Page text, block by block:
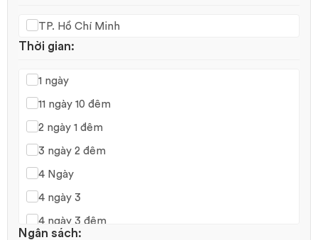
TP. Hồ Chí Minh
Thời gian:
1 ngày
11 ngày 10 đêm
2 ngày 1 đêm
3 ngày 2 đêm
4 Ngày
4 ngày 3
4 ngày 3 đêm
Ngân sách: